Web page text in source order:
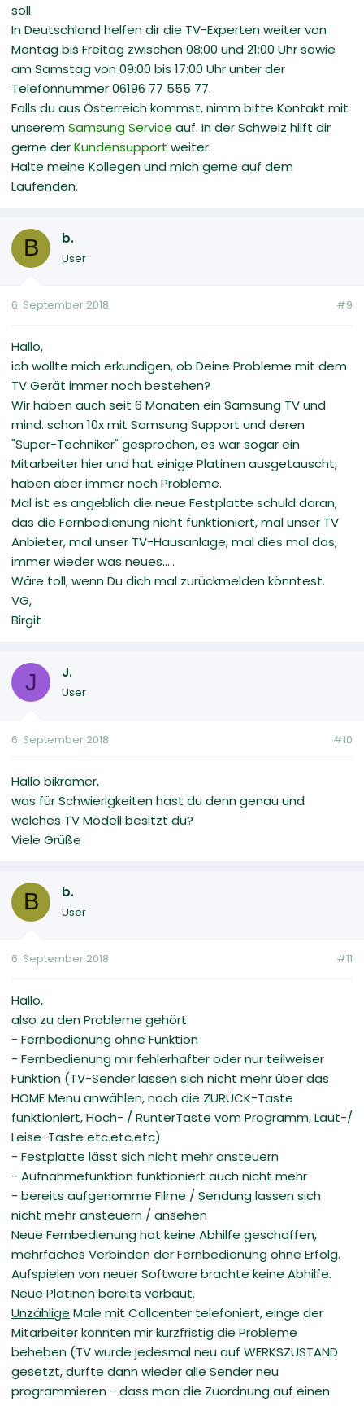
soll.
In Deutschland helfen dir die TV-Experten weiter von
Montag bis Freitag zwischen 08:00 und 21:00 Uhr sowie
am Samstag von 09:00 bis 17:00 Uhr unter der
Telefonnummer 06196 77 555 77.
Falls du aus Österreich kommst, nimm bitte Kontakt mit
unseremSamsung Service auf. In der Schweiz hilft dir
gerne derKundensupport weiter.
Halte meine Kollegen und mich gerne auf dem
Laufenden.
B b.
User
6. September 2018 #9
Hallo,
ich wollte mich erkundigen, ob Deine Probleme mit dem
TV Gerät immer noch bestehen?
Wir haben auch seit 6 Monaten ein Samsung TV und
mind. schon 10x mit Samsung Support und deren
"Super-Techniker" gesprochen, es war sogar ein
Mitarbeiter hier und hat einige Platinen ausgetauscht,
haben aber immer noch Probleme.
Mal ist es angeblich die neue Festplatte schuld daran,
das die Fernbedienung nicht funktioniert, mal unser TV
Anbieter, mal unser TV-Hausanlage, mal dies mal das,
immer wieder was neues.....
Wäre toll, wenn Du dich mal zurückmelden könntest.
VG,
Birgit
J J.
User
6. September 2018 #10
Hallo bikramer,
was für Schwierigkeiten hast du denn genau und
welches TV Modell besitzt du?
Viele Grüße
B b.
User
6. September 2018 #11
Hallo,
also zu den Probleme gehört:
- Fernbedienung ohne Funktion
- Fernbedienung mir fehlerhafter oder nur teilweiser
Funktion (TV-Sender lassen sich nicht mehr über das
HOME Menu anwählen, noch die ZURÜCK-Taste
funktioniert, Hoch- / RunterTaste vom Programm, Laut-/
Leise-Taste etc.etc.etc)
- Festplatte lässt sich nicht mehr ansteuern
- Aufnahmefunktion funktioniert auch nicht mehr
- bereits aufgenomme Filme / Sendung lassen sich
nicht mehr ansteuern / ansehen
Neue Fernbedienung hat keine Abhilfe geschaffen,
mehrfaches Verbinden der Fernbedienung ohne Erfolg.
Aufspielen von neuer Software brachte keine Abhilfe.
Neue Platinen bereits verbaut.
Unzählige Male mit Callcenter telefoniert, einge der
Mitarbeiter konnten mir kurzfristig die Probleme
beheben (TV wurde jedesmal neu auf WERKSZUSTAND
gesetzt, durfte dann wieder alle Sender neu
programmieren - dass man die Zuordnung auf einen